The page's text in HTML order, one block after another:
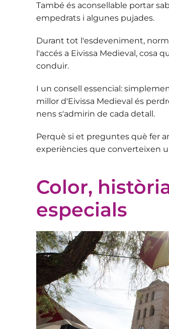
També és aconsellable portar
empedrats i algunes pujades.
Durant tot l'esdeveniment,
l'accés a Eivissa Medieval, cosa
conduir.
I un consell essencial:
millor d'Eivissa Medieval és
nens s'admirin de cada detall.
Perquè si et preguntes què fer
experiències que converteixen
Color,
especials